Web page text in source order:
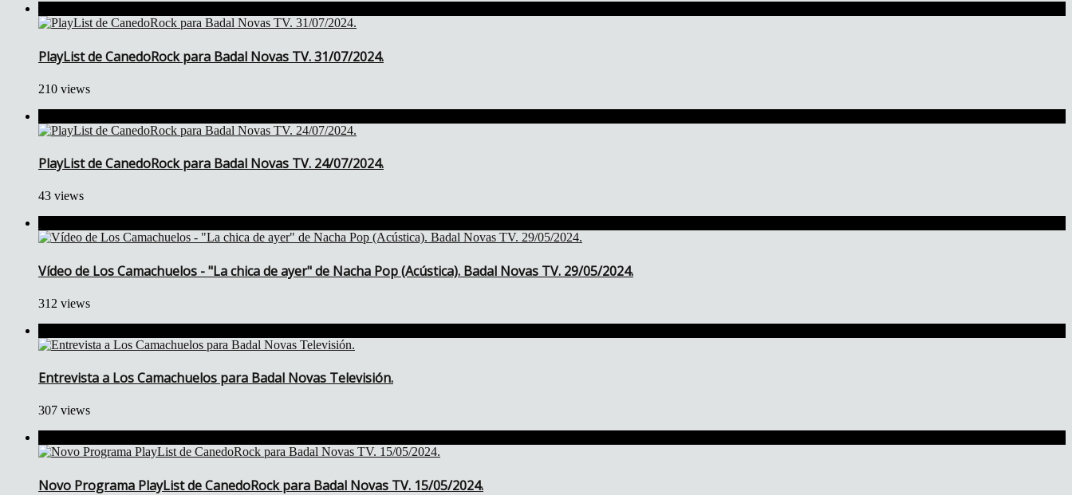
PlayList de CanedoRock para Badal Novas TV. 31/07/2024.
210 views
PlayList de CanedoRock para Badal Novas TV. 24/07/2024.
43 views
Vídeo de Los Camachuelos - "La chica de ayer" de Nacha Pop (Acústica). Badal Novas TV. 29/05/2024.
312 views
Entrevista a Los Camachuelos para Badal Novas Televisión.
307 views
Novo Programa PlayList de CanedoRock para Badal Novas TV. 15/05/2024.